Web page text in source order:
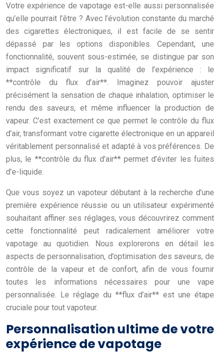
Votre expérience de vapotage est-elle aussi personnalisée
qu’elle pourrait l’être ? Avec l’évolution constante du marché
des cigarettes électroniques, il est facile de se sentir
dépassé par les options disponibles. Cependant, une
fonctionnalité, souvent sous-estimée, se distingue par son
impact significatif sur la qualité de l’expérience : le
**contrôle du flux d’air**. Imaginez pouvoir ajuster
précisément la sensation de chaque inhalation, optimiser le
rendu des saveurs, et même influencer la production de
vapeur. C’est exactement ce que permet le contrôle du flux
d’air, transformant votre cigarette électronique en un appareil
véritablement personnalisé et adapté à vos préférences. De
plus, le **contrôle du flux d’air** permet d’éviter les fuites
d’e-liquide.
Que vous soyez un vapoteur débutant à la recherche d’une
première expérience réussie ou un utilisateur expérimenté
souhaitant affiner ses réglages, vous découvrirez comment
cette fonctionnalité peut radicalement améliorer votre
vapotage au quotidien. Nous explorerons en détail les
aspects de personnalisation, d’optimisation des saveurs, de
contrôle de la vapeur et de confort, afin de vous fournir
toutes les informations nécessaires pour une vape
personnalisée. Le réglage du **flux d’air** est une étape
cruciale pour tout vapoteur.
Personnalisation ultime de votre
expérience de vapotage